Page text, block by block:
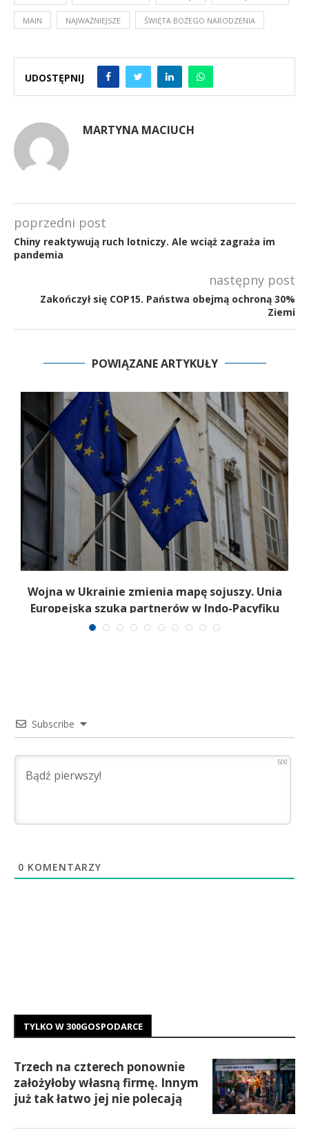
MAIN NAJWAŻNIEJSZE ŚWIĘTA BOŻEGO NARODZENIA
UDOSTĘPNIJ
MARTYNA MACIUCH
poprzedni post
Chiny reaktywują ruch lotniczy. Ale wciąż zagraża im
pandemia
następny post
Zakończył się COP15. Państwa obejmą ochroną 30%
Ziemi
POWIĄZANE ARTYKUŁY
Wojna w Ukrainie zmienia mapę sojuszy. Unia
Europejska szuka partnerów w Indo-Pacyfiku
Subscribe
500
0 KOMENTARZY
TYLKO W 300GOSPODARCE
Trzech na czterech ponownie
założyłoby własną firmę. Innym
już tak łatwo jej nie polecają